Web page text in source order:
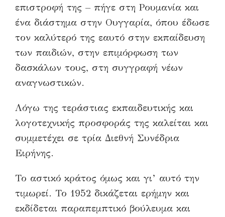
επιστροφή της – πήγε στη Ρουμανία και
ένα διάστημα στην Ουγγαρία, όπου έδωσε
τον καλύτερό της εαυτό στην εκπαίδευση
των παιδιών, στην επιμόρφωση των
δασκάλων τους, στη συγγραφή νέων
αναγνωστικών.
Λόγω της τεράστιας εκπαιδευτικής και
λογοτεχνικής προσφοράς της καλείται και
συμμετέχει σε τρία Διεθνή Συνέδρια
Ειρήνης.
Το αστικό κράτος όμως και γι’ αυτό την
τιμωρεί. Το 1952 δικάζεται ερήμην και
εκδίδεται παραπεμπτικό βούλευμα και